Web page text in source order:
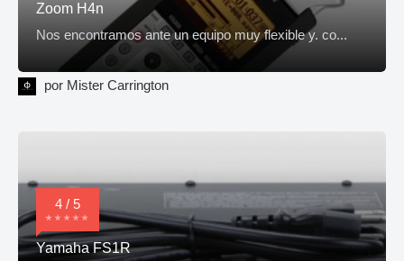
Zoom H4n
Nos encontramos ante un equipo muy flexible y. co...
por Mister Carrington
4 / 5
Yamaha FS1R